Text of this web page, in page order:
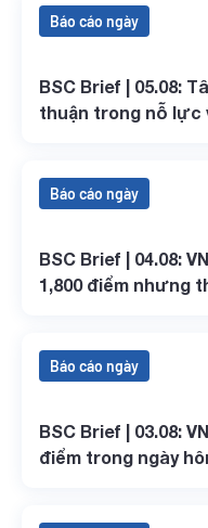
Báo cáo ngày
BSC Brief | 05.08:
thuận trong nỗ lực
Báo cáo ngày
BSC Brief | 04.08:
1,800 điểm nhưng
Báo cáo ngày
BSC Brief | 03.08:
điểm trong ngày